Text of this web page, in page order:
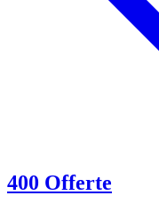
400 Offerte